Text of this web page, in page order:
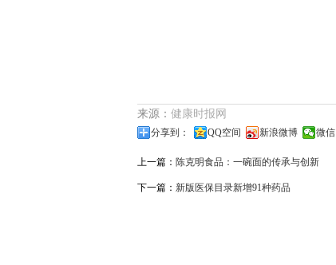
来源： 健康时报网
分享到： QQ空间 新浪微博 微信
上一篇： 陈克明食品：一碗面的传承与创新
下一篇： 新版医保目录新增91种药品